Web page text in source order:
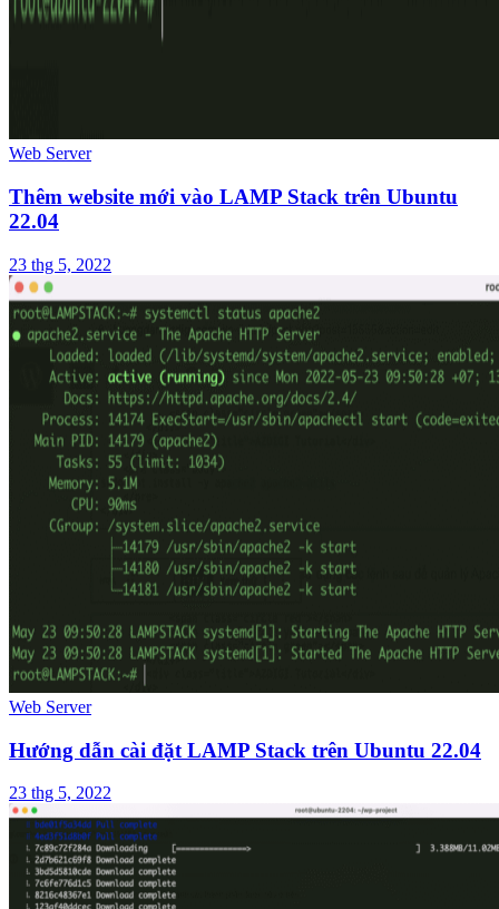
Web Server
Thêm website mới vào LAMP Stack trên Ubuntu
22.04
23 thg 5, 2022
Web Server
Hướng dẫn cài đặt LAMP Stack trên Ubuntu 22.04
23 thg 5, 2022